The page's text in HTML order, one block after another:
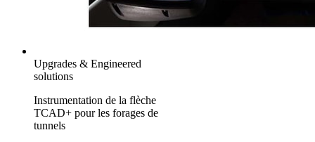
Upgrades & Engineered
solutions
Instrumentation de la flèche
TCAD+ pour les forages de
tunnels